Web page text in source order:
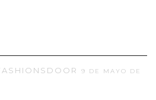
9 DE MAYO DE